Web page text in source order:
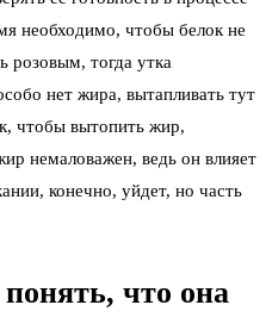
необходимо, чтобы белок не
розовым, тогда утка
нет жира, вытапливать тут
чтобы вытопить жир,
немаловажен, ведь он влияет
конечно, уйдет, но часть
что она